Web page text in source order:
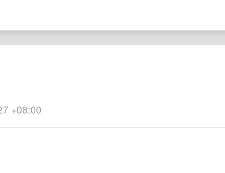
+08:00